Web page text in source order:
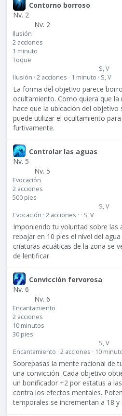
Contorno borroso
Nv. 2
Nv. 2
Ilusión
2 acciones
1 minuto
Toque
S, V
Ilusión · 2 acciones · 1 minuto · S, V
La forma del objetivo parece
ocultamiento. Como quiera que
hace que la ubicación del objetivo
puede utilizar el ocultamiento
furtivamente.
Controlar las aguas
Nv. 5
Nv. 5
Evocación
2 acciones
500 pies
S, V
Evocación · 2 acciones · · S, V
Imponiendo tu voluntad sobre las
rebajar en 10 pies el nivel del
criaturas acuáticas de la zona se
de lentificar.
Convicción fervorosa
Nv. 6
Nv. 6
Encantamiento
2 acciones
10 minutos
30 pies
S, V
Encantamiento · 2 acciones · 10
Sobrepasas la mente racional de
una convicción. Cada objetivo
un bonificador +2 por estatus a
contra los efectos mentales.
temporales se incrementan a 18